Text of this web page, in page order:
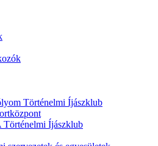
Történelmi Íjászklub
Íjászklub